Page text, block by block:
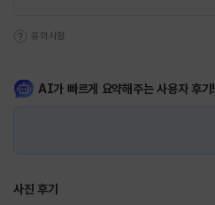
유의사항
AI가 빠르게 요약해주는 사용자 후기!
사진 후기